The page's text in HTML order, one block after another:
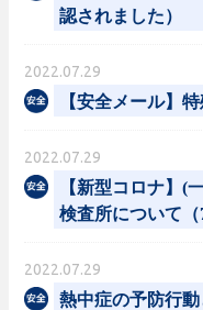
認されました）
2022.07.29
【安全メール】
2022.07.29
【新型コロナ】(
検査所について（
2022.07.29
熱中症の予防行